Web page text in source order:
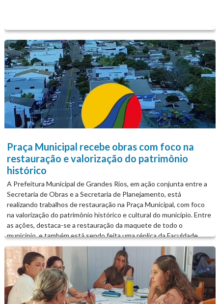
Praça Municipal recebe obras com foco na
restauração e valorização do patrimônio
histórico
A Prefeitura Municipal de Grandes Rios, em ação conjunta entre a
Secretaria de Obras e a Secretaria de Planejamento, está
realizando trabalhos de restauração na Praça Municipal, com foco
na valorização do patrimônio histórico e cultural do município. Entre
as ações, destaca-se a restauração da maquete de todo o
município, e também está sendo feita uma réplica da Faculdade
UFPR. As melhorias reforçam o compromisso da administração
municipal com a conservação dos espaços públicos da cidade. #É A
PREFEITURA DE GRANDES RIOS TRABALHANDO POR VOCÊ!...